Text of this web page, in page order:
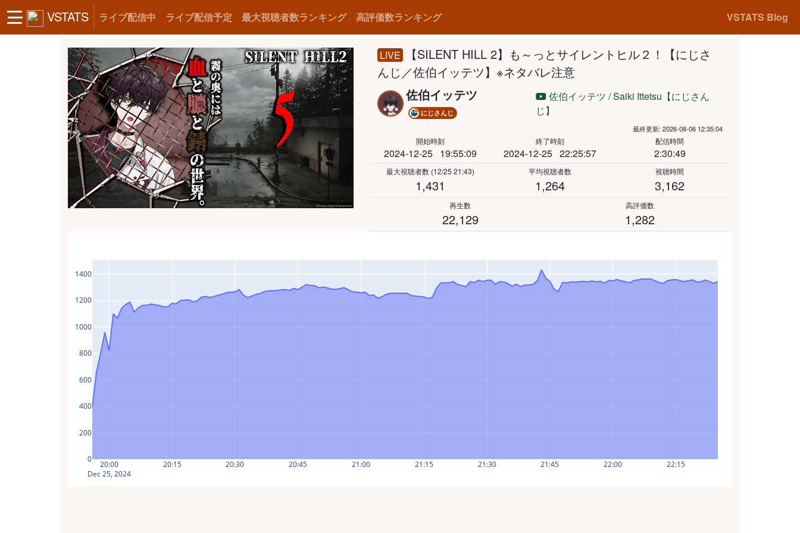
VSTATS ライブ配信中 ライブ配信予定 最大視聴者数ランキング 高評価数ランキング VSTATS Blog
LIVE
【SILENT HILL 2】も～っとサイレントヒル２！【にじさ
んじ／佐伯イッテツ】※ネタバレ注意
佐伯イッテツ
にじさんじ
佐伯イッテツ / Saiki Ittetsu【にじさん
じ】
最終更新: 2026-08-06 12:35:04
開始時刻
2024-12-25 19:55:09
終了時刻
2024-12-25 22:25:57
配信時間
2:30:49
最大視聴者数 (12/25 21:43)
1,431
平均視聴者数
1,264
視聴時間
3,162
再生数
22,129
高評価数
1,282
20:00
Dec 25, 2024
20:15 20:30 20:45 21:00 21:15 21:30 21:45 22:00 22:15
0
200
400
600
800
1000
1200
1400